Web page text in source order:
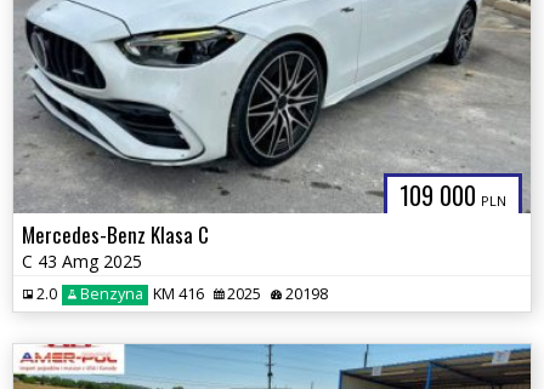
109 000 PLN
Mercedes-Benz Klasa C
C 43 Amg 2025
2.0 Benzyna KM 416 2025 20198